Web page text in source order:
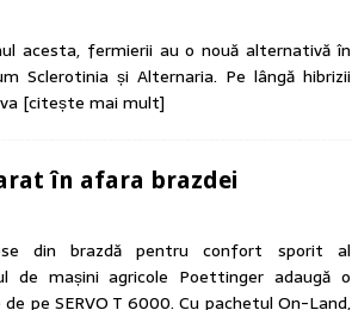
acesta, fermierii au o nouă alternativă în
Sclerotinia și Alternaria. Pe lângă hibrizii
[citește mai mult]
în afara brazdei
din brazdă pentru confort sporit al
de mașini agricole Poettinger adaugă o
pe SERVO T 6000. Cu pachetul On-Land,